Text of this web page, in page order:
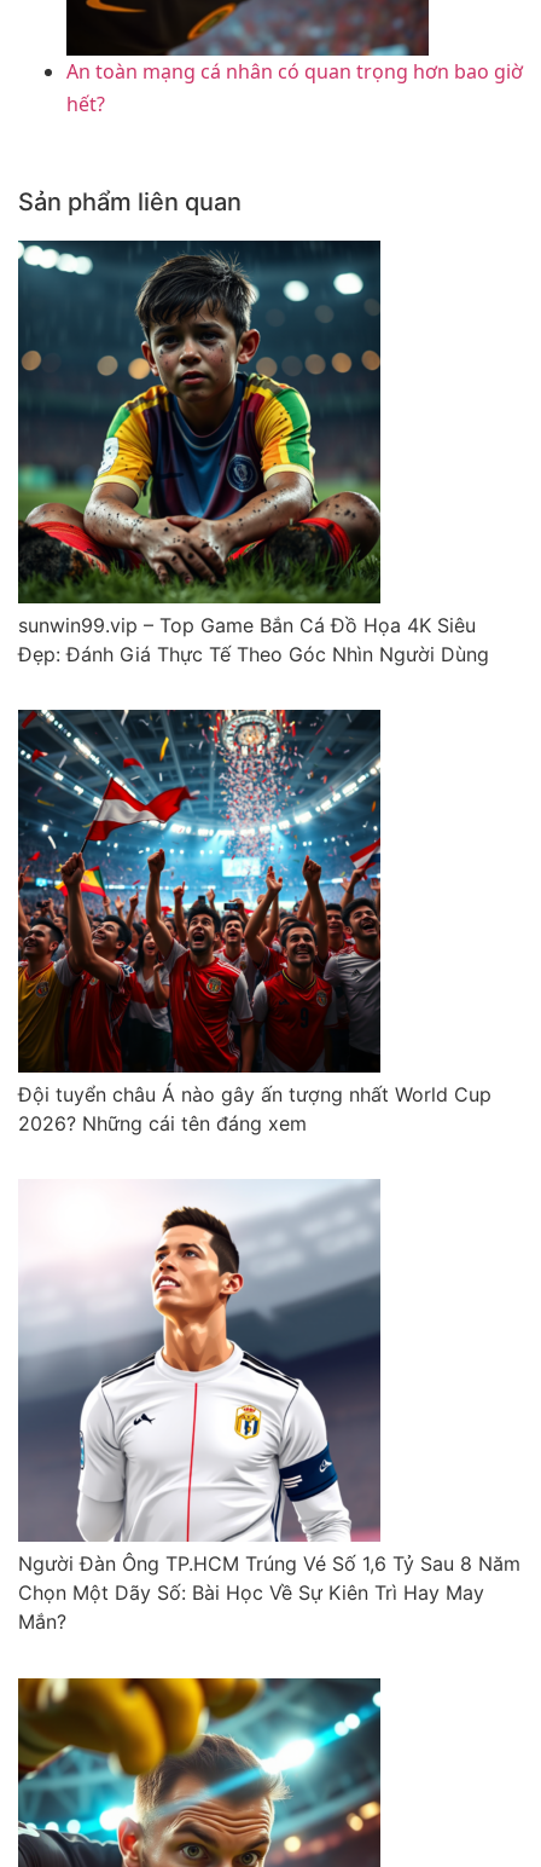
An toàn mạng cá nhân có quan trọng hơn bao giờ
hết?
Sản phẩm liên quan
sunwin99.vip – Top Game Bắn Cá Đồ Họa 4K Siêu
Đẹp: Đánh Giá Thực Tế Theo Góc Nhìn Người Dùng
Đội tuyển châu Á nào gây ấn tượng nhất World Cup
2026? Những cái tên đáng xem
Người Đàn Ông TP.HCM Trúng Vé Số 1,6 Tỷ Sau 8 Năm
Chọn Một Dãy Số: Bài Học Về Sự Kiên Trì Hay May
Mắn?